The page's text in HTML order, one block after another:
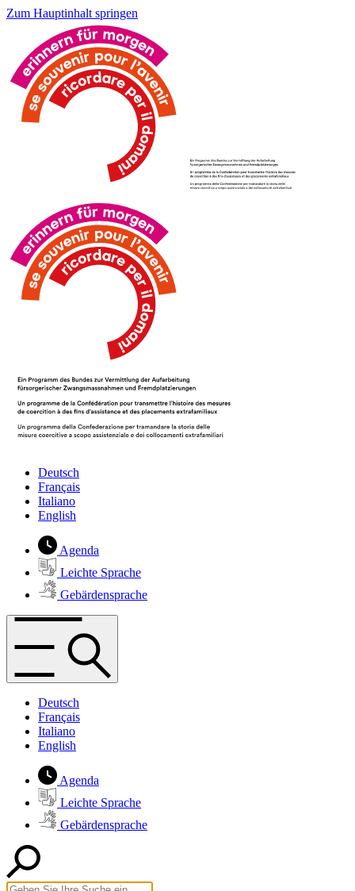
Zum Hauptinhalt springen
Deutsch
Français
Italiano
English
Agenda
Leichte Sprache
Gebärdensprache
Deutsch
Français
Italiano
English
Agenda
Leichte Sprache
Gebärdensprache